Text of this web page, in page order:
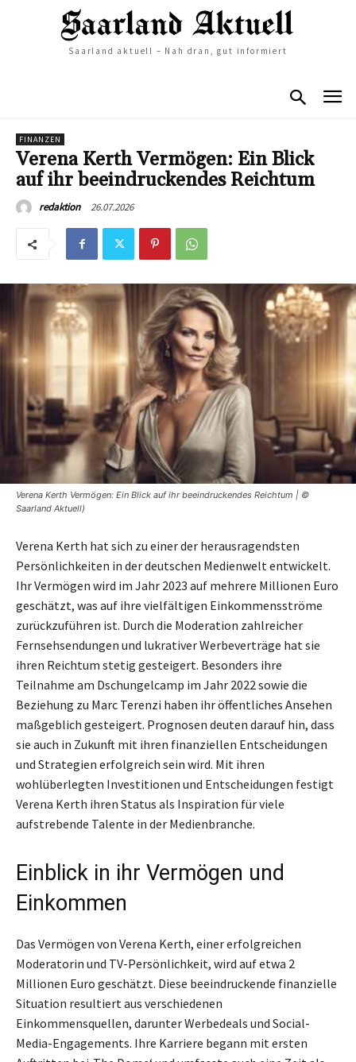
Saarland aktuell – Nah dran, gut informiert
FINANZEN
Verena Kerth Vermögen: Ein Blick
auf ihr beeindruckendes Reichtum
redaktion 26.07.2026
Verena Kerth Vermögen: Ein Blick auf ihr beeindruckendes Reichtum | ©
Saarland Aktuell)
Verena Kerth hat sich zu einer der herausragendsten
Persönlichkeiten in der deutschen Medienwelt entwickelt.
Ihr Vermögen wird im Jahr 2023 auf mehrere Millionen Euro
geschätzt, was auf ihre vielfältigen Einkommensströme
zurückzuführen ist. Durch die Moderation zahlreicher
Fernsehsendungen und lukrativer Werbeverträge hat sie
ihren Reichtum stetig gesteigert. Besonders ihre
Teilnahme am Dschungelcamp im Jahr 2022 sowie die
Beziehung zu Marc Terenzi haben ihr öffentliches Ansehen
maßgeblich gesteigert. Prognosen deuten darauf hin, dass
sie auch in Zukunft mit ihren finanziellen Entscheidungen
und Strategien erfolgreich sein wird. Mit ihren
wohlüberlegten Investitionen und Entscheidungen festigt
Verena Kerth ihren Status als Inspiration für viele
aufstrebende Talente in der Medienbranche.
Einblick in ihr Vermögen und
Einkommen
Das Vermögen von Verena Kerth, einer erfolgreichen
Moderatorin und TV-Persönlichkeit, wird auf etwa 2
Millionen Euro geschätzt. Diese beeindruckende finanzielle
Situation resultiert aus verschiedenen
Einkommensquellen, darunter Werbedeals und Social-
Media-Engagements. Ihre Karriere begann mit ersten